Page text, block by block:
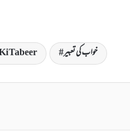
Tabeer خواب کی تعبیر